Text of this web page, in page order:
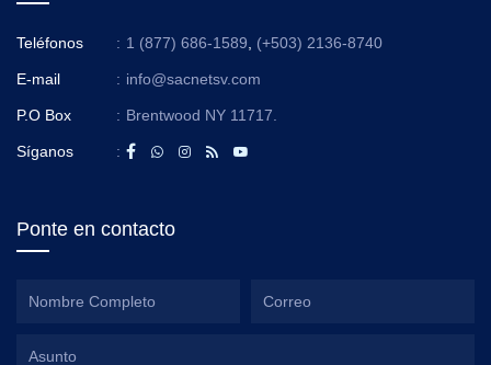
Teléfonos : 1 (877) 686-1589 (+503) 2136-8740
E-mail : info@sacnetsv.com
P.O Box : Brentwood NY 11717.
Síganos :
Ponte en contacto